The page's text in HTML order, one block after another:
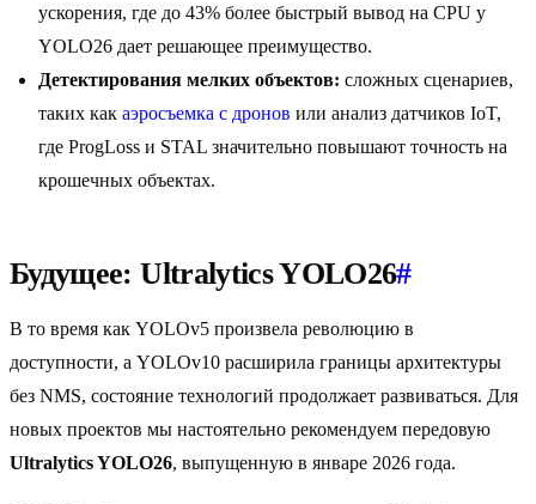
ускорения, где до 43% более быстрый вывод на CPU у
YOLO26 дает решающее преимущество.
Детектирования мелких объектов: сложных сценариев,
таких как аэросъемка с дронов или анализ датчиков IoT,
где ProgLoss и STAL значительно повышают точность на
крошечных объектах.
Будущее: Ultralytics YOLO26#
В то время как YOLOv5 произвела революцию в
доступности, а YOLOv10 расширила границы архитектуры
без NMS, состояние технологий продолжает развиваться. Для
новых проектов мы настоятельно рекомендуем передовую
Ultralytics YOLO26, выпущенную в январе 2026 года.